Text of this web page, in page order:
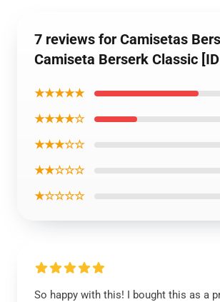
7 reviews for Camisetas
Camiseta Berserk Classic
★★★★★
★★★★☆
★★★☆☆
★★☆☆☆
★☆☆☆☆
So happy with this! I bought this as a